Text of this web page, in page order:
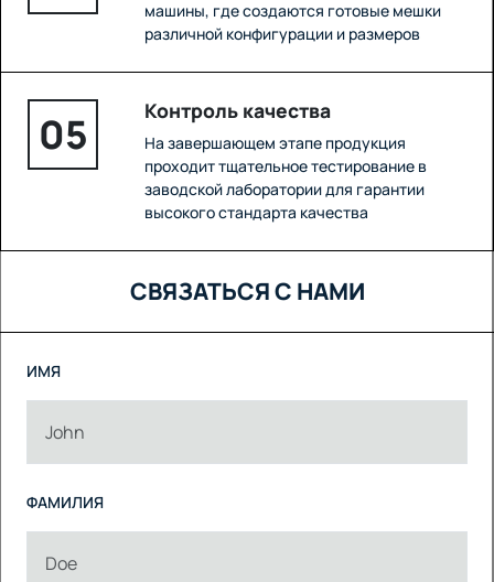
машины, где создаются готовые мешки
различной конфигурации и размеров
05 Контроль качества
На завершающем этапе продукция
проходит тщательное тестирование в
заводской лаборатории для гарантии
высокого стандарта качества
СВЯЗАТЬСЯ С НАМИ
ИМЯ
ФАМИЛИЯ